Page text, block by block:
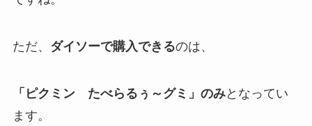
ただ、 ダイソーで購入できるのは、
「ピクミン たべらるぅ～グミ」のみとなってい
ます。